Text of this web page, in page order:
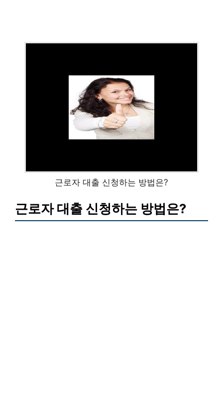
근로자 대출 신청하는 방법은?
근로자 대출 신청하는 방법은?